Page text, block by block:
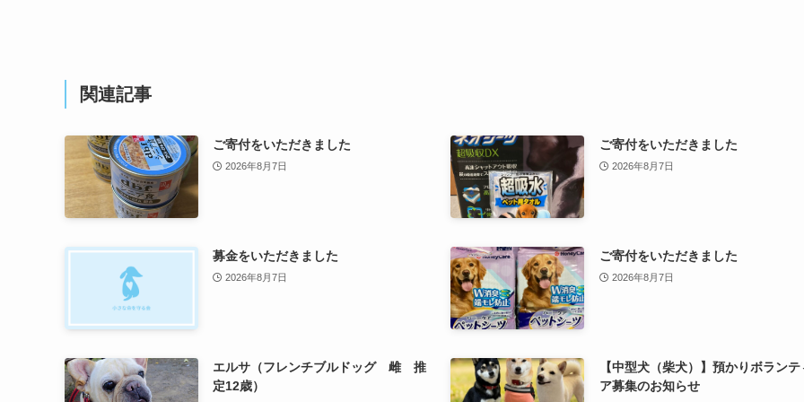
関連記事
ご寄付をいただきました
2026年8月7日
ご寄付をいただきました
2026年8月7日
募金をいただきました
2026年8月7日
ご寄付をいただきました
2026年8月7日
エルサ（フレンチブルドッグ 雌 推
定12歳）
【中型犬（柴犬）】預かりボランテ
ア募集のお知らせ